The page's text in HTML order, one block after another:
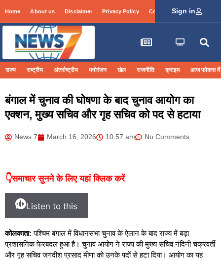
Home About us Disclaimer Privacy Policy Contact Info Login
Sign in
राज्य राष्ट्रीय अंतर्राष्ट्रीय मनोरंजन खेल राजनीति क्राइम आज फोकस में
बंगाल में चुनाव की घोषणा के बाद चुनाव आयोग का
एक्शन, मुख्य सचिव और गृह सचिव को पद से हटाया
News 7 March 16, 2026 10:57 am No Comments
👇समाचार सुनने के लिए यहां क्लिक करें
Listen to this
कोलकाता: पश्चिम बंगाल में विधानसभा चुनाव के ऐलान के बादराज्य में बड़ा
प्रशासनिक फेरबदल हुआ है। चुनाव आयोग ने राज्य की मुख्य सचिव नंदिनी चक्रवर्ती
और गृह सचिव जगदीश प्रसाद मीणा को उनके पदों से हटा दिया। आयोग का यह